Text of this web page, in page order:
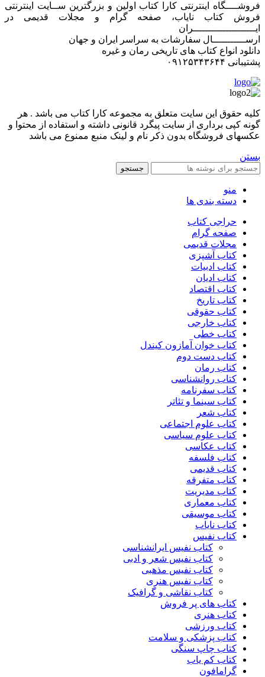
فروشــــگاه اینترنتی کارا کتاب اولین و بزرگترین ســایت اینترنتی
فروش کتاب نایاب، صفحه گرام و مجلات قدیمی در
ایـــــــــــــــــــــران
ارســـــــــــال سفارشات به سراسر ایران و جهان
دانلود انواع کتاب های تاریخی رمان و غیره
پشتیبانی ۰۹۱۲۵۳۴۳۶۴۴
کليه حقوق اين سايت متعلق به مجموعه کارا کتاب می باشد . هر
گونه کپی برداری از سایت پیگرد قانونی داشته و استفاده از محتوا و
عکسهای فروشگاه بدون ذکر نام و لینک منبع ممنوع می باشد
بستن
جستجو
منو
دسته بندی ها
حراجی کتاب
صفحه گرام
مجلات قدیمی
کتاب آشپزی
کتاب ادبیات
کتاب ادیان
کتاب اقتصاد
کتاب تاریخ
کتاب حقوقی
کتاب خارجی
کتاب خطی
کتاب خوان آمازون کیندل
کتاب دست دوم
کتاب رمان
کتاب روانشناسی
کتاب سفرنامه
کتاب سینما و تئاتر
کتاب شعر
کتاب علوم اجتماعی
کتاب علوم سیاسی
کتاب عکاسی
کتاب فلسفه
کتاب قدیمی
کتاب متفرقه
کتاب مدیریت
کتاب معماری
کتاب موسیقی
کتاب نایاب
کتاب نفیس
کتاب نفیس ایرانشناسی
کتاب نفیس شعر و ادبی
کتاب نفیس مذهبی
کتاب نفیس هنری
کتاب نقاشی و گرافیک
کتاب های پر فروش
کتاب هنری
کتاب ورزشی
کتاب پزشکی و سلامت
کتاب چاپ سنگی
کتاب کم یاب
گرامافون